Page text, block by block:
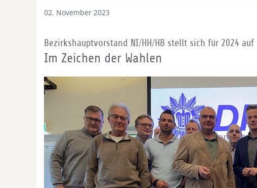
02. November 2023
Bezirkshauptvorstand NI/HH/HB stellt sich für 2024 auf
Im Zeichen der Wahlen